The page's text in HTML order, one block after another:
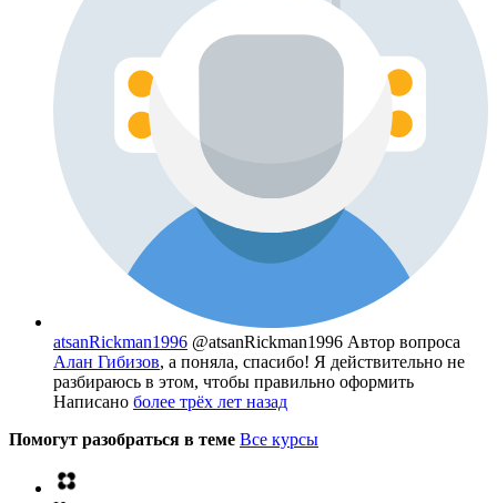
atsanRickman1996 @atsanRickman1996 Автор вопроса
Алан Гибизов, а поняла, спасибо! Я действительно не
разбираюсь в этом, чтобы правильно оформить
Написано более трёх лет назад
Помогут разобраться в теме Все курсы